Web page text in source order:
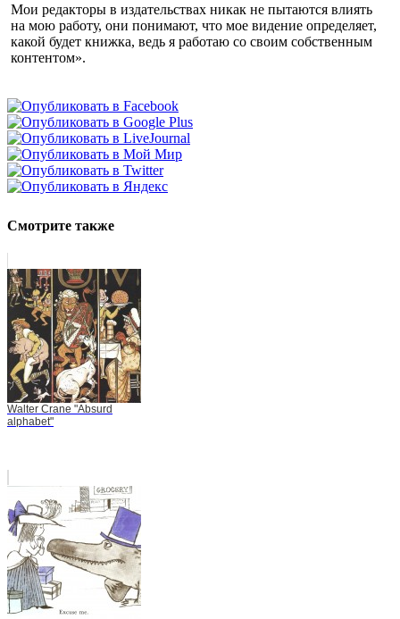
Мои редакторы в издательствах никак не пытаются влиять
на мою работу, они понимают, что мое видение определяет,
какой будет книжка, ведь я работаю со своим собственным
контентом».
Смотрите также
Walter Crane "Absurd
alphabet"